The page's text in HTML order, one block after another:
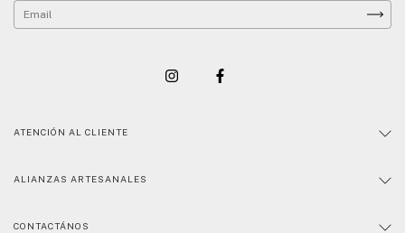
ATENCIÓN AL CLIENTE
ALIANZAS ARTESANALES
CONTACTÁNOS